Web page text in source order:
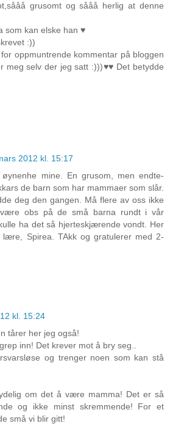
grusomt og sååå herlig at denne
som kan elske han ♥
:))
oppmuntrende kommentar på bloggen
meg selv der jeg satt :)))♥♥ Det betydde
2012 kl. 15:17
mine. En grusom, men endte-
de barn som har mammaer som slår.
deg den gangen. Må flere av oss ikke
obs på de små barna rundt i vår
ha det så hjerteskjærende vondt. Her
Spirea. TAkk og gratulerer med 2-
kl. 15:24
tårer her jeg også!
inn! Det krever mot å bry seg..
og trenger noen som kan stå
om det å være mamma! Det er så
og ikke minst skremmende! For et
små vi blir gitt!